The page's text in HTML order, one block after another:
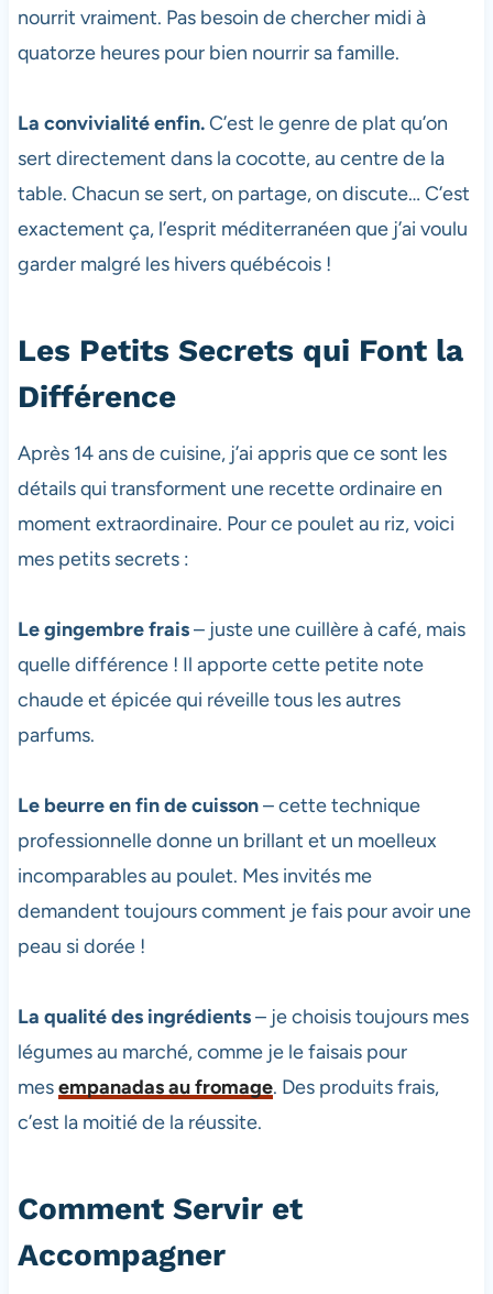
nourrit vraiment. Pas besoin de chercher midi à
quatorze heures pour bien nourrir sa famille.
La convivialité enfin.C’est le genre de plat qu’on
sert directement dans la cocotte, au centre de la
table. Chacun se sert, on partage, on discute… C’est
exactement ça, l’esprit méditerranéen que j’ai voulu
garder malgré les hivers québécois !
Les Petits Secrets qui Font la
Différence
Après 14 ans de cuisine, j’ai appris que ce sont les
détails qui transforment une recette ordinaire en
moment extraordinaire. Pour ce poulet au riz, voici
mes petits secrets :
Le gingembre frais– juste une cuillère à café, mais
quelle différence ! Il apporte cette petite note
chaude et épicée qui réveille tous les autres
parfums.
Le beurre en fin de cuisson– cette technique
professionnelle donne un brillant et un moelleux
incomparables au poulet. Mes invités me
demandent toujours comment je fais pour avoir une
peau si dorée !
La qualité des ingrédients– je choisis toujours mes
légumes au marché, comme je le faisais pour
mesempanadas au fromage. Des produits frais,
c’est la moitié de la réussite.
Comment Servir et
Accompagner